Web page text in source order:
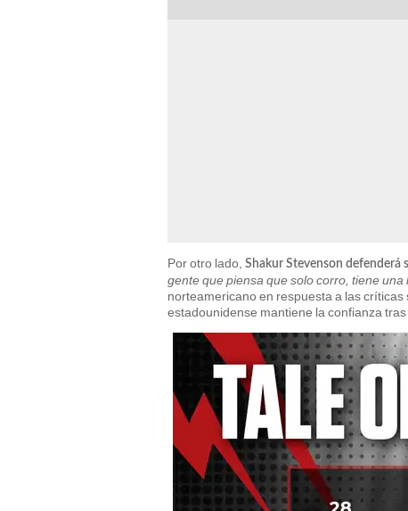
Por otro lado, Shakur Stevenson defenderá
gente que piensa que solo corro, tiene
norteamericano en respuesta a las
estadounidense mantiene la confianza